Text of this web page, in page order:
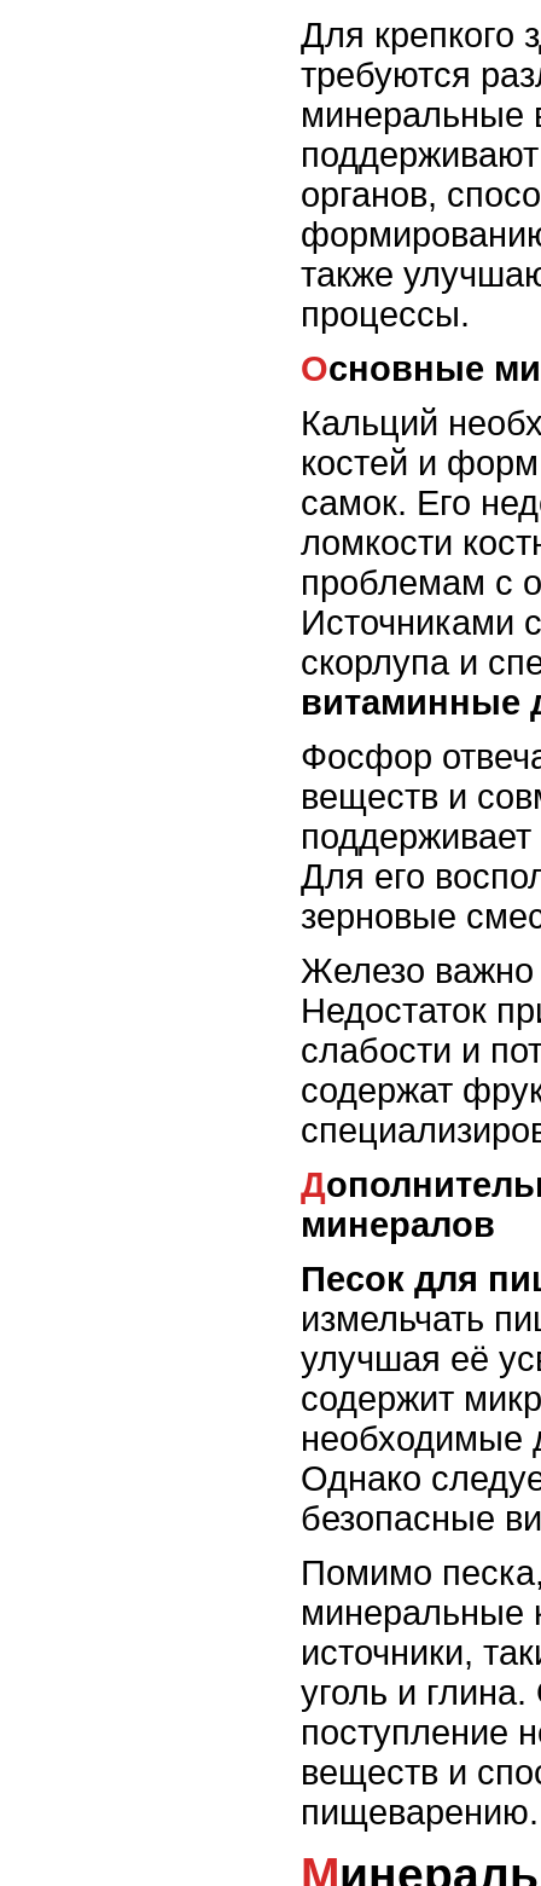
Для крепкого
требуются
минеральные
органов,
также
процессы.
Основные
Кальций
костей и
самок. Его
ломкости
проблемам с
Источниками
скорлупа и
витаминные
Фосфор
веществ и
поддерживает
Для его
зерновые
Железо важно
Недостаток
слабости и
содержат
Дополнительные источники
минералов
Песок для
измельчать
улучшая её
содержит
необходимые
Однако
безопасные
Помимо
минеральные
источники,
уголь и
поступление
веществ и
пищеварению.
Минеральные камни и